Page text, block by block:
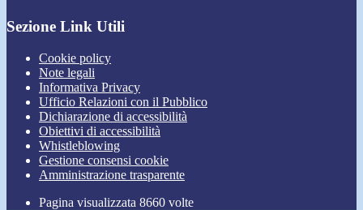
Sezione Link Utili
Cookie policy
Note legali
Informativa Privacy
Ufficio Relazioni con il Pubblico
Dichiarazione di accessibilità
Obiettivi di accessibilità
Whistleblowing
Gestione consensi cookie
Amministrazione trasparente
Pagina visualizzata 8660 volte